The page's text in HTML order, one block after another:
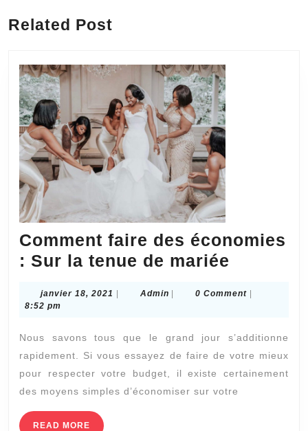
post:
Related Post
Comment faire des économies
: Sur la tenue de mariée
des
:
Sur
la
janvier 18, 2021 janvier
| AdminAdmin
| 0 Comment |
8:52 pm
Nous savons tous que le grand jour s’additionne
rapidement. Si vous essayez de faire de votre mieux
pour respecter votre budget, il existe certainement
des moyens simples d’économiser sur votre
READ MORE READ